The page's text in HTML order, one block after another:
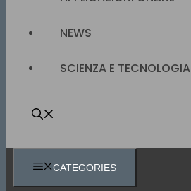
NEWS
SCIENZA E TECNOLOGIA
CATEGORIES